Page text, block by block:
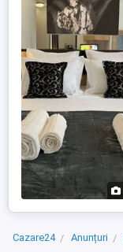
Cazare24 Anunțuri